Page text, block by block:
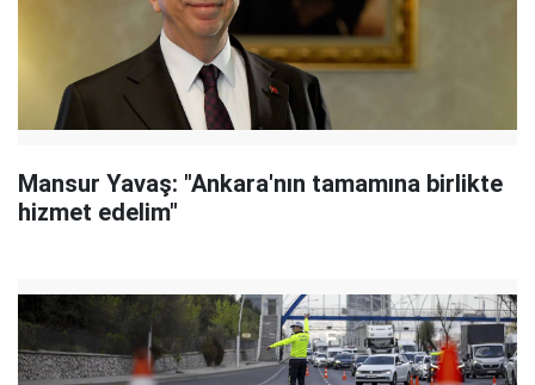
Mansur Yavaş: "Ankara'nın tamamına birlikte
hizmet edelim"